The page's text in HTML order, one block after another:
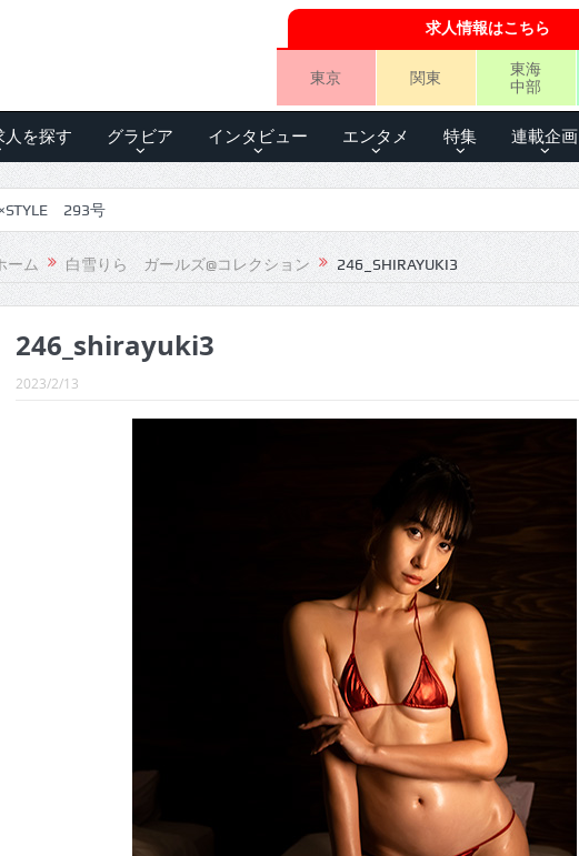
求人情報はこちら
東京 関東
東海
中部
人を探す グラビア インタビュー エンタメ 特集 連載企画
293号
292号
291号
290号
289号
288号
286号
285号
294号
ーム 白雪りら ガールズ@コレクション 246_SHIRAYUKI3
246_shirayuki3
2023/2/13